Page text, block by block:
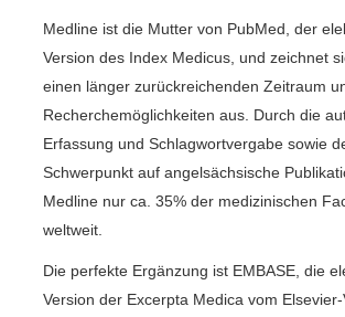
Medline ist die Mutter von PubMed, der
Version des Index Medicus, und zeichnet
einen länger zurückreichenden Zeitraum
Recherchemöglichkeiten aus. Durch die
Erfassung und Schlagwortvergabe sowie
Schwerpunkt auf angelsächsische
Medline nur ca. 35% der medizinischen
weltweit.
Die perfekte Ergänzung ist EMBASE, die
Version der Excerpta Medica vom